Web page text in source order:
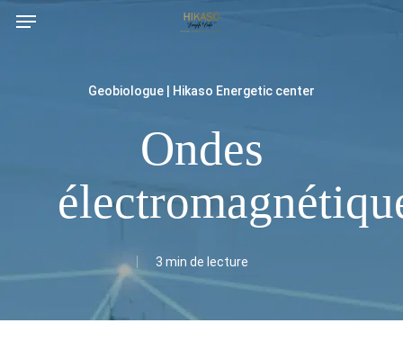
SkipMenu
Geobiologue | Hikaso Energetic center
Ondes
3 min de lecture